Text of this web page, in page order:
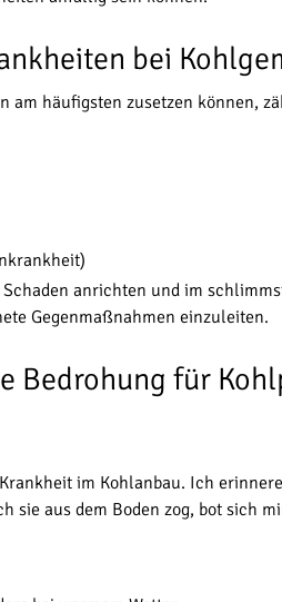
bei
am häufigsten zusetzen können,
anrichten und im
Gegenmaßnahmen einzuleiten.
Bedrohung für
im Kohlanbau. Ich
sie aus dem Boden zog, bot sich